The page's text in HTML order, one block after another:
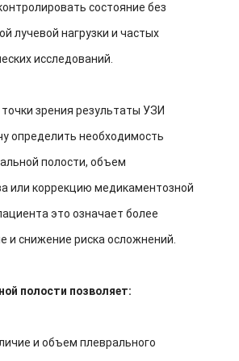
состояние без
лучевой нагрузки и частых
исследований.
зрения результаты УЗИ
определить необходимость
полости, объем
или коррекцию медикаментозной
это означает более
и снижение риска осложнений.
полости позволяет:
и объем плеврального